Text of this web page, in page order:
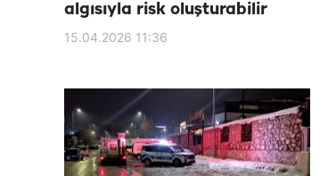
algısıyla risk oluşturabilir
15.04.2026 11:36